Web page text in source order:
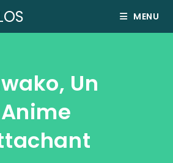
MENU
Un
Anime